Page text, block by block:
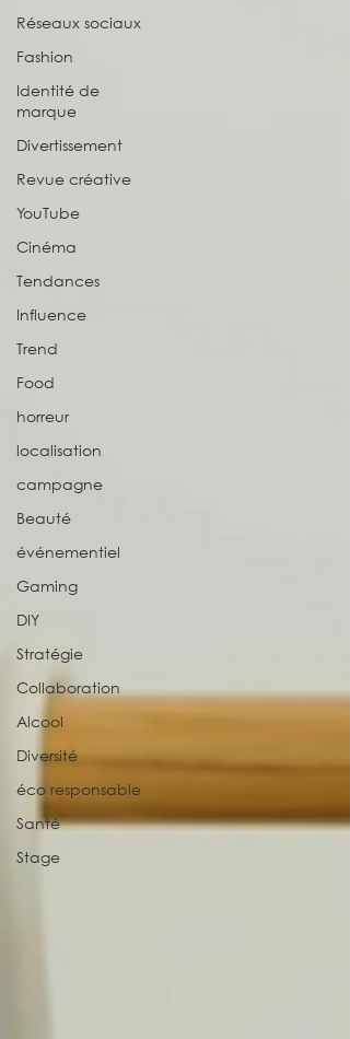
Réseaux sociaux
Fashion
Identité de
marque
Divertissement
Revue créative
YouTube
Cinéma
Tendances
Influence
Trend
Food
horreur
localisation
campagne
Beauté
événementiel
Gaming
DIY
Stratégie
Collaboration
Alcool
Diversité
éco responsable
Santé
Stage